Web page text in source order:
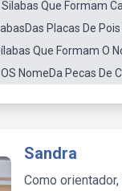
Que Formam
Placas De
Que Formam O
NomeDa Pecas De
Sandra
Como